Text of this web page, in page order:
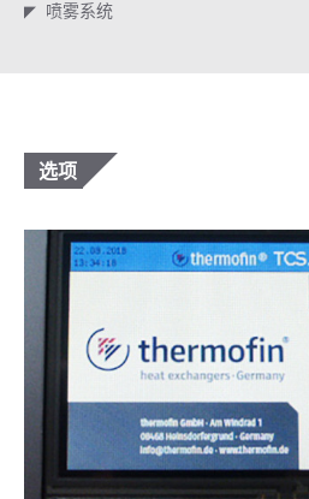
喷雾系统
选项